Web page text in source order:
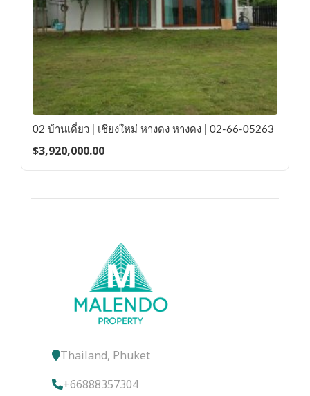
02 บ้านเดี่ยว | เชียงใหม่ หางดง หางดง | 02-66-05263
$3,920,000.00
Thailand, Phuket
+66888357304